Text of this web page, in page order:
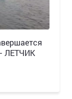
ЛЕТЧИК